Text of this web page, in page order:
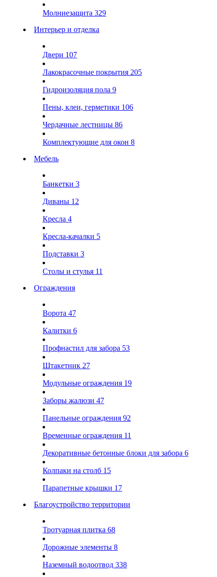
Молниезащита 329
Интерьер и отделка
Двери 107
Лакокрасочные покрытия 205
Гидроизоляция пола 9
Пены, клеи, герметики 106
Чердачные лестницы 86
Комплектующие для окон 8
Мебель
Банкетки 3
Диваны 12
Кресла 4
Кресла-качалки 5
Подставки 3
Столы и стулья 11
Ограждения
Ворота 47
Калитки 6
Профнастил для забора 53
Штакетник 27
Модульные ограждения 19
Заборы жалюзи 47
Панельные ограждения 92
Временные ограждения 11
Декоративные бетонные блоки для забора 6
Колпаки на столб 15
Парапетные крышки 17
Благоустройство территории
Тротуарная плитка 68
Дорожные элементы 8
Наземный водоотвод 338